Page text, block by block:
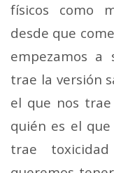
físicos como
desde que
empezamos a
trae la versión
el que nos
quién es el
trae